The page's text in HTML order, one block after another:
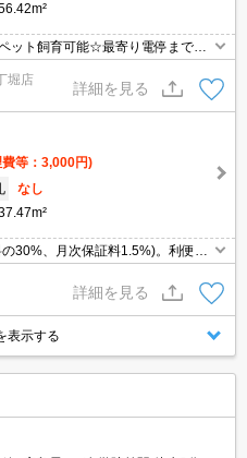
ト飼育可能☆最寄り電停まで徒
光熱費を抑えられます☆３口シス
気の室内設備充実☆便利な宅配ボ
堀店
詳細を見る
費等：3,000円)
なし
30%、月次保証料1.5%)。利便立
基付き。
詳細を見る
表示する